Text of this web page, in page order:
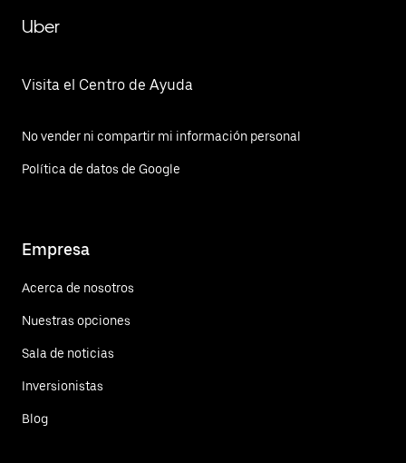
Uber
Visita el Centro de Ayuda
No vender ni compartir mi información personal
Política de datos de Google
Empresa
Acerca de nosotros
Nuestras opciones
Sala de noticias
Inversionistas
Blog